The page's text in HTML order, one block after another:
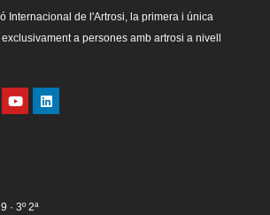
Internacional de l'Artrosi, la primera i única
a persones amb artrosi a nivell
· 3º 2ª